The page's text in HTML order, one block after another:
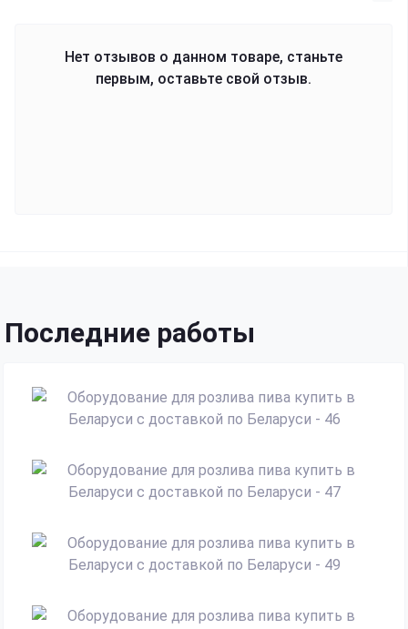
Нет отзывов о данном товаре, станьте
первым, оставьте свой отзыв.
Последние работы